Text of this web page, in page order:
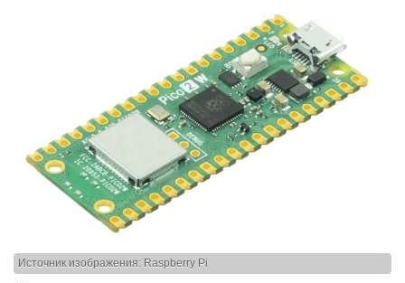
Источник изображения: Raspberry Pi